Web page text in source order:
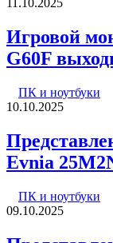
11.10.2025
Игровой
G60F
ПК и ноутбуки
10.10.2025
Evnia
ПК и ноутбуки
09.10.2025